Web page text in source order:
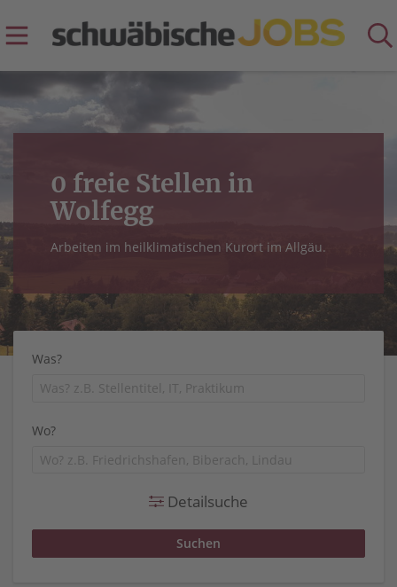
0 freie Stellen in
Wolfegg
Arbeiten im heilklimatischen Kurort im Allgäu.
Was?
Wo?
Detailsuche